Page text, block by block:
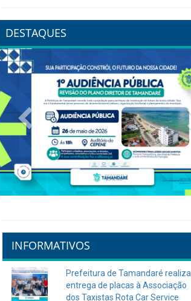
DESTAQUES
Previous
INFORMATIVOS
Prefeitura de Tamandaré realiza
entrega de placas à Associação
dos Taxistas Rota Car Service